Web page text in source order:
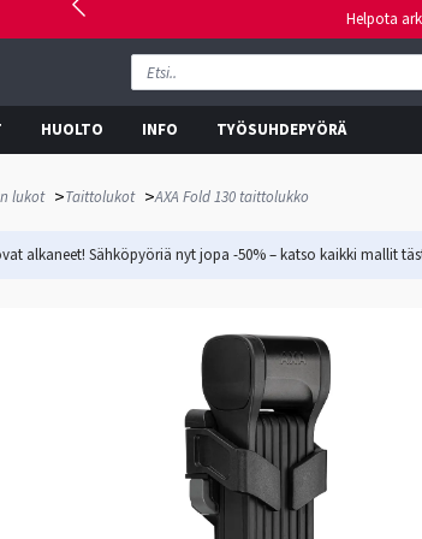
Helpota
HUOLTO INFO TYÖSUHDEPYÖRÄ
lukot >Taittolukot >AXA Fold 130 taittolukko
alkaneet! Sähköpyöriä nyt jopa -50% – katso kaikki mallit